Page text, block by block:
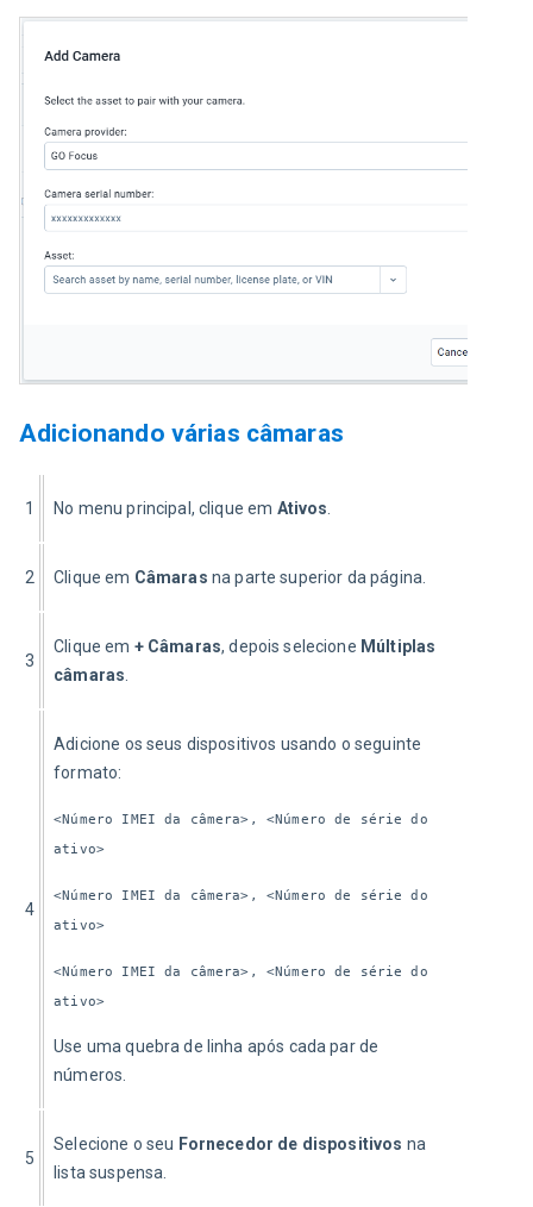
Adicionando várias câmaras
1 No menu principal, clique em Ativos.
2 Clique em Câmaras na parte superior da página.
3
Clique em + Câmaras, depois selecione Múltiplas
câmaras.
4
Adicione os seus dispositivos usando o seguinte
formato:
<Número IMEI da câmera>, <Número de série do
ativo>
<Número IMEI da câmera>, <Número de série do
ativo>
<Número IMEI da câmera>, <Número de série do
ativo>
Use uma quebra de linha após cada par de
números.
5
Selecione o seu Fornecedor de dispositivos na
lista suspensa.